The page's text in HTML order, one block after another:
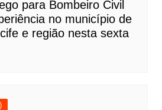
para Bombeiro Civil
no município de
e região nesta sexta